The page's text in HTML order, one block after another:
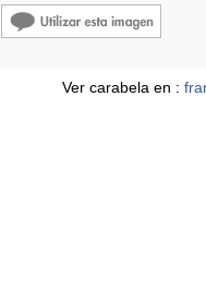
Ver carabela en :